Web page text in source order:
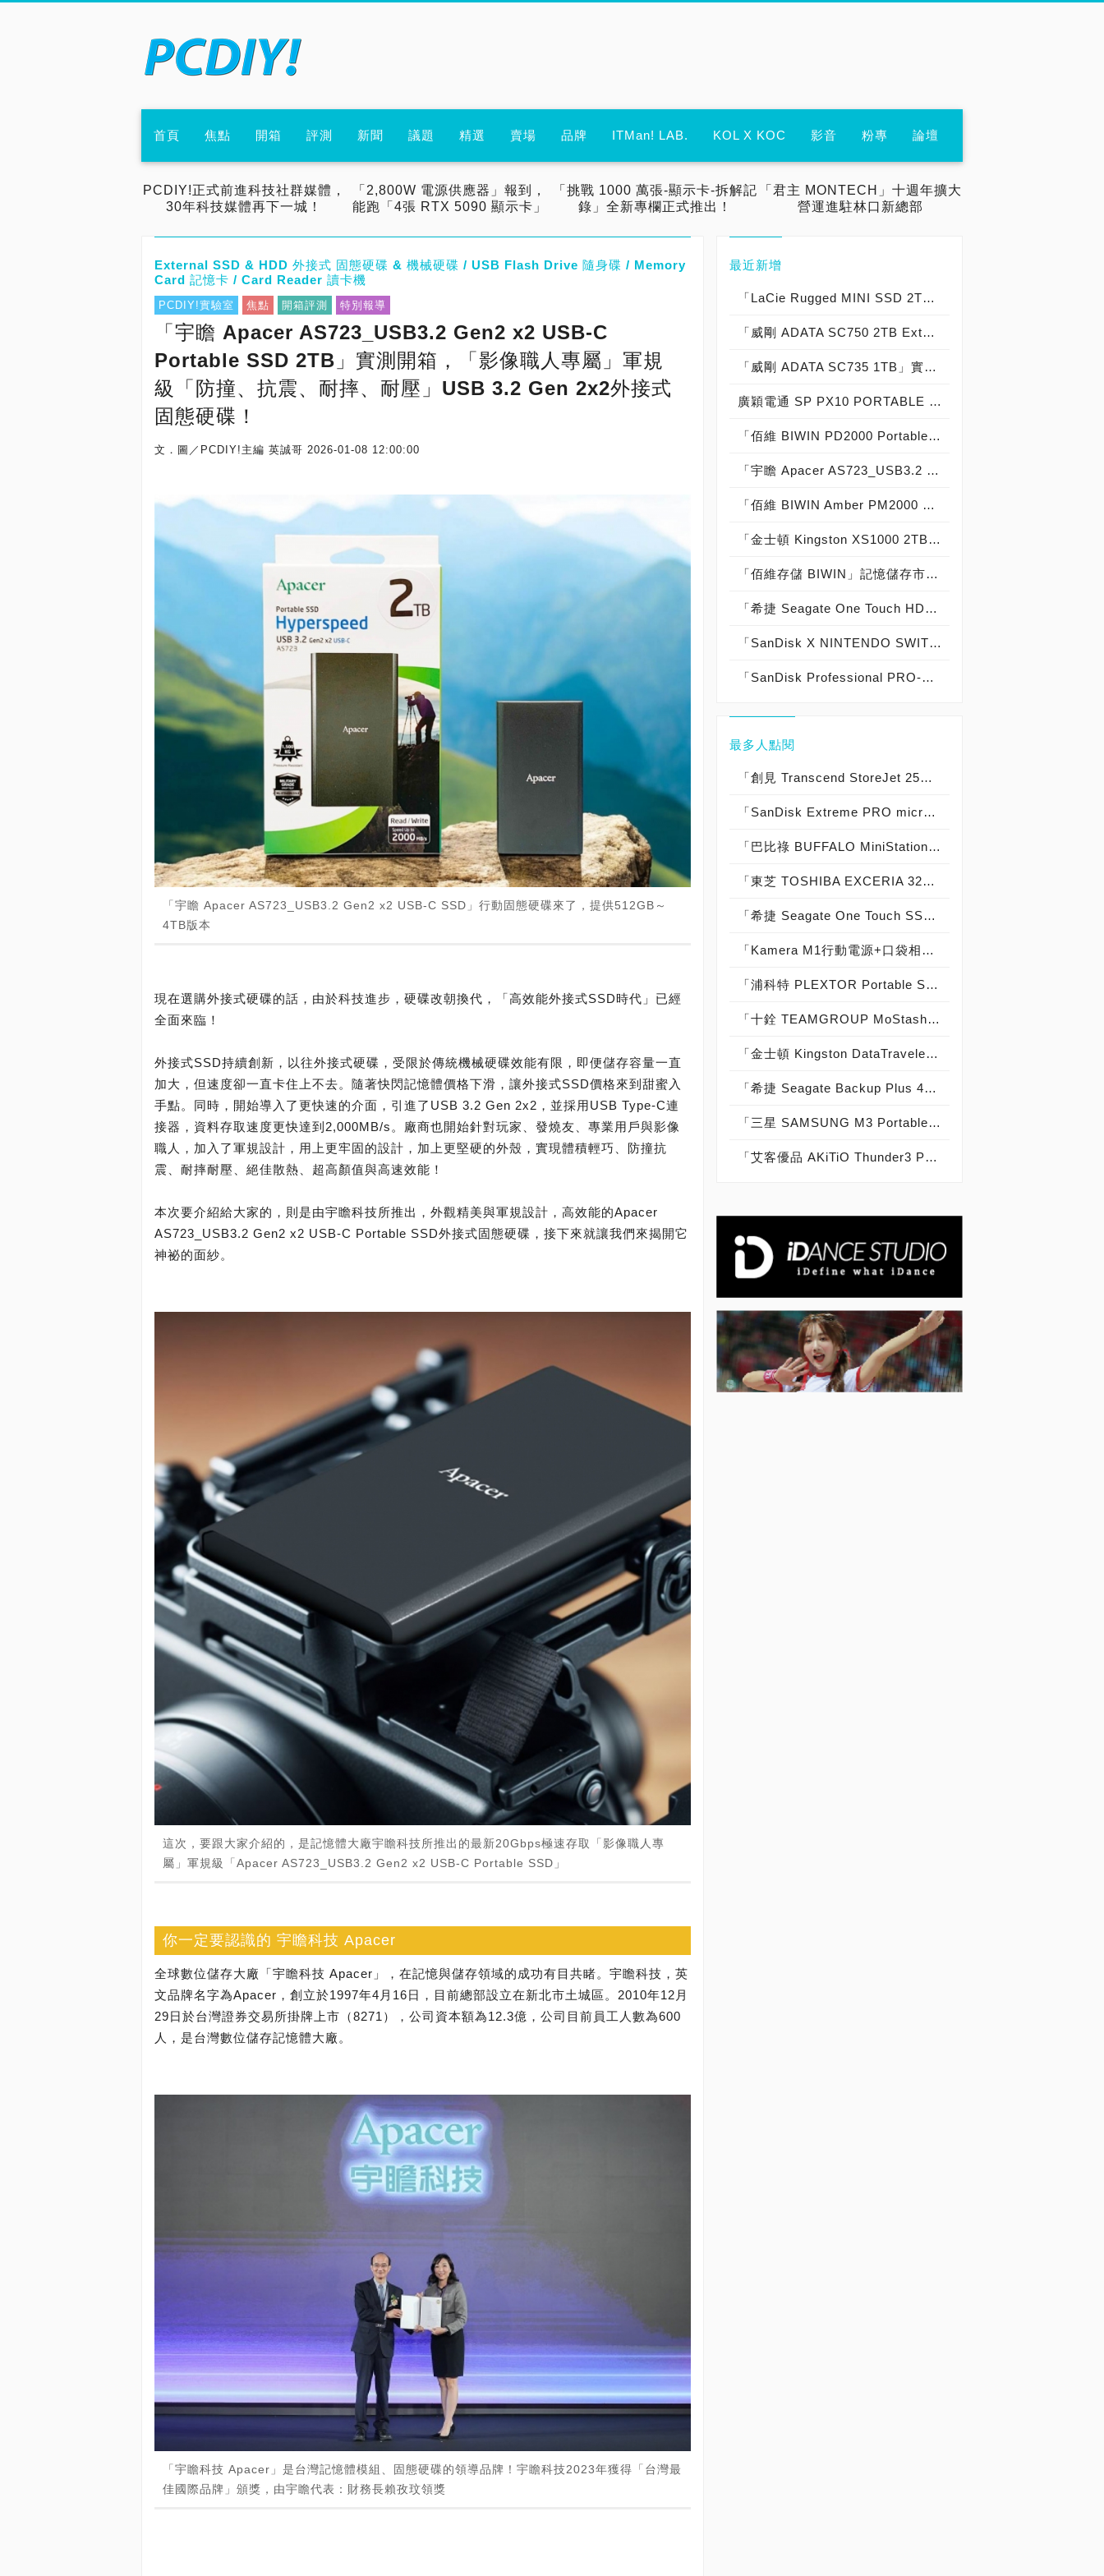
首頁 焦點 開箱 評測 新聞 議題 精選 賣場 品牌 ITMan! LAB. KOL X KOC 影音 粉專 論壇
PCDIY!正式前進科技社群媒體，
30年科技媒體再下一城！
「2,800W 電源供應器」報到，
能跑「4張 RTX 5090 顯示卡」
「挑戰 1000 萬張-顯示卡-拆解記
錄」全新專欄正式推出！
「君主 MONTECH」十週年擴大
營運進駐林口新總部
External SSD & HDD 外接式 固態硬碟 & 機械硬碟 / USB Flash Drive 隨身碟 / Memory
Card 記憶卡 / Card Reader 讀卡機
PCDIY!實驗室 焦點 開箱評測 特別報導
「宇瞻 Apacer AS723_USB3.2 Gen2 x2 USB-C
Portable SSD 2TB」實測開箱，「影像職人專屬」軍規
級「防撞、抗震、耐摔、耐壓」USB 3.2 Gen 2x2外接式
固態硬碟！
文．圖／PCDIY!主編 英誠哥 2026-01-08 12:00:00
「宇瞻 Apacer AS723_USB3.2 Gen2 x2 USB-C SSD」行動固態硬碟來了，提供512GB～
4TB版本
現在選購外接式硬碟的話，由於科技進步，硬碟改朝換代，「高效能外接式SSD時代」已經
全面來臨！
外接式SSD持續創新，以往外接式硬碟，受限於傳統機械硬碟效能有限，即便儲存容量一直
加大，但速度卻一直卡住上不去。隨著快閃記憶體價格下滑，讓外接式SSD價格來到甜蜜入
手點。同時，開始導入了更快速的介面，引進了USB 3.2 Gen 2x2，並採用USB Type-C連
接器，資料存取速度更快達到2,000MB/s。廠商也開始針對玩家、發燒友、專業用戶與影像
職人，加入了軍規設計，用上更牢固的設計，加上更堅硬的外殼，實現體積輕巧、防撞抗
震、耐摔耐壓、絕佳散熱、超高顏值與高速效能！
本次要介紹給大家的，則是由宇瞻科技所推出，外觀精美與軍規設計，高效能的Apacer
AS723_USB3.2 Gen2 x2 USB-C Portable SSD外接式固態硬碟，接下來就讓我們來揭開它
神祕的面紗。
這次，要跟大家介紹的，是記憶體大廠宇瞻科技所推出的最新20Gbps極速存取「影像職人專
屬」軍規級「Apacer AS723_USB3.2 Gen2 x2 USB-C Portable SSD」
你一定要認識的 宇瞻科技 Apacer
全球數位儲存大廠「宇瞻科技 Apacer」，在記憶與儲存領域的成功有目共睹。宇瞻科技，英
文品牌名字為Apacer，創立於1997年4月16日，目前總部設立在新北市土城區。2010年12月
29日於台灣證券交易所掛牌上市（8271），公司資本額為12.3億，公司目前員工人數為600
人，是台灣數位儲存記憶體大廠。
「宇瞻科技 Apacer」是台灣記憶體模組、固態硬碟的領導品牌！宇瞻科技2023年獲得「台灣最
佳國際品牌」頒獎，由宇瞻代表：財務長賴孜玟領獎
最近新增
「LaCie Rugged MINI SSD 2TB」實測開箱，「USB 3.2 Gen 2x2 穩固精悍」20Gbps 外接式固態硬碟專業首選！
「威剛 ADATA SC750 2TB External SSD」實測開箱，USB 3.2 Gen2 10Gb/s 免傳輸線「袖珍便攜」高效能外接式固態硬碟！
「威剛 ADATA SC735 1TB」實測開箱，「USB 3.2 Gen 2 10Gb/s」超輕巧「1.22m 軍規防摔」外接式固態硬碟！
廣穎電通 SP PX10 PORTABLE SSD 1TB實測開箱，USB 3.2 Gen2 10Gb/s高顏值行動固態硬碟閃耀登場！
「佰維 BIWIN PD2000 Portable SSD 1TB」實測開箱，USB 3.2 Gen 2x2 20Gb/s「口紅造型」精品級移動固態硬碟！
「宇瞻 Apacer AS723_USB3.2 Gen2 x2 USB-C Portable SSD 2TB」實測開箱，「影像職人專屬」軍規級「防撞、抗震、耐摔、耐壓」USB 3.2 Gen 2x2外接式固態硬碟！
「佰維 BIWIN Amber PM2000 Portable SSD 1TB」實測開箱，史上最強「超小：61.4mm 超薄：11mm 超輕：39.5g 超磁：10N 超快：2,000MB/s 超猛：五年保固」精品級磁吸式外接固態硬碟！
「金士頓 Kingston XS1000 2TB External SSD」實測開箱，USB 3.2 Gen2 10Gb/s「體積輕薄、效能優越」外接式固態硬碟！
「佰維存儲 BIWIN」記憶儲存市場經營有成，獲得PCDIY!第十九屆玩家票選品牌大賞2024「DRAM、SSD」最佳品牌肯定！
「希捷 Seagate One Touch HDD with Password 5TB」密碼保護版實測開箱，「AES-256硬體加密」資料安全超放心外接式行動硬碟！
「SanDisk X NINTENDO SWITCH任天堂授權專用記憶卡64GB 耀西阿吉烏龜版 & 1TB 薩爾達傳說版」實測開箱，原廠認證相容性高 更快速度 遊戲存取時間短 更大容量 儲存更多遊戲！
「SanDisk Professional PRO-BLADE TRANSPORT feat. PRO-BLADE SSD MAG 2TB」實測開箱，「USB 3.2 Gen 2x2 20Gbps」外接模組化固態硬碟！
最多人點閱
「創見 Transcend StoreJet 25C3S 2TB & 25C3N 2TB」實測開箱，輕薄時尚內建獨家檔案救援外接式硬碟！
「SanDisk Extreme PRO microSDHC UHS-I V30 U3 A1 32GB 記憶卡」實測開箱，讀取667x寫入600x的記憶卡世界頂尖之作！
「巴比祿 BUFFALO MiniStation Extreme HD-PZFU3 2TB」實測開箱，日本製軍規精品級外接硬碟！
「東芝 TOSHIBA EXCERIA 32GB SDHC記憶卡」簡測開箱，記憶卡也能如此神速！
「希捷 Seagate One Touch SSD 1TB Feat. Seagate BarraCuda Fast SSD 1TB」實測開箱，外接式固態硬碟重裝上陣！
「Kamera M1行動電源+口袋相簿 64GB」多功能行動電源開箱實測，iPhone容量救星降臨！
「浦科特 PLEXTOR Portable SSD EX1 128GB」實測開箱，外接式固態硬碟中的高顏值極致精品！
「十銓 TEAMGROUP MoStash 32GB魔立碟」實測開箱，是iPhone容量救星也是超酷手機立架！
「金士頓 Kingston DataTraveler 2000 32GB」實測開箱，IP57防水防塵實體鍵盤加密防護隨身碟！
「希捷 Seagate Backup Plus 4TB」實測開箱，USB 3.0大容量外接硬碟！
「三星 SAMSUNG M3 Portable 4TB」實測開箱，史上最大容量2.5吋外接式硬碟！
「艾客優品 AKiTiO Thunder3 PCIe SSD 1.2TB」實測開箱，Thunderbolt 3.0史上最快外接固態硬碟！